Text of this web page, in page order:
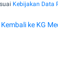
Kebijakan Data
Kembali ke KG